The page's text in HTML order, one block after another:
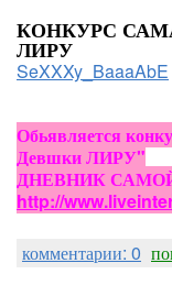
КОНКУРС
ЛИРУ
SeXXXy_BaaaAbE
Обьявляется
Девшки ЛИРУ"
ДНЕВНИК
http://
комментарии: 0